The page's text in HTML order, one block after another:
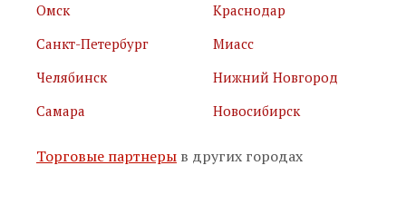
Я принимаю
условия использования сайта
Я соглашаюсь сполитикой обработки персональных
Подписаться
Омск
Краснодар
Санкт-Петербург
Миасс
Челябинск
Нижний Новгород
Самара
Новосибирск
Торговые партнеры в других городах